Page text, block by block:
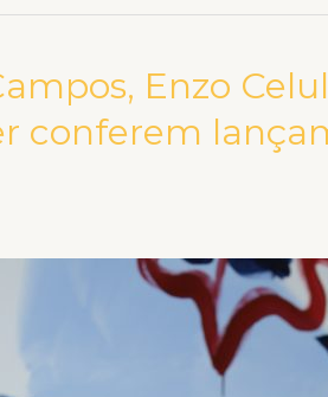
Enzo
conferem